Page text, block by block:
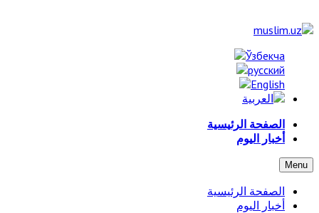
الصفحة الرئيسية
أخبار اليوم
Menu
الصفحة الرئيسية
أخبار اليوم